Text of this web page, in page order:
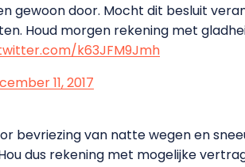
gewoon door. Mocht dit besluit
Houd morgen rekening met
k63JFM9Jmh
11, 2017
bevriezing van natte wegen en
dus rekening met mogelijke